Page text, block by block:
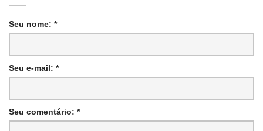
Seu nome: *
Seu e-mail: *
Seu comentário: *